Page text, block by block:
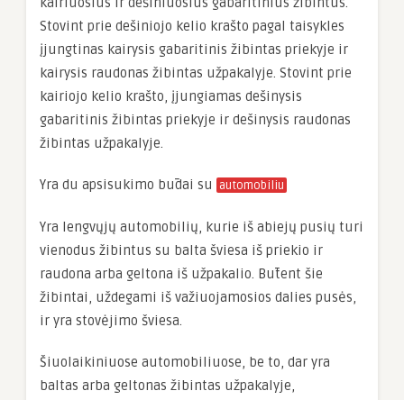
Stovint prie dešiniojo kelio krašto pagal taisykles
įjungtinas kairysis gabaritinis žibintas priekyje ir
kairysis raudonas žibintas užpakalyje. Stovint prie
kairiojo kelio krašto, įjungiamas dešinysis
gabaritinis žibintas priekyje ir dešinysis raudonas
žibintas užpakalyje.
Yra du apsisukimo būdai su automobiliu
Yra lengvųjų automobilių, kurie iš abiejų pusių turi
vienodus žibintus su balta šviesa iš priekio ir
raudona arba geltona iš užpakalio. Būtent šie
žibintai, uždegami iš važiuojamosios dalies pusės,
ir yra stovėjimo šviesa.
Šiuolaikiniuose automobiliuose, be to, dar yra
baltas arba geltonas žibintas užpakalyje,